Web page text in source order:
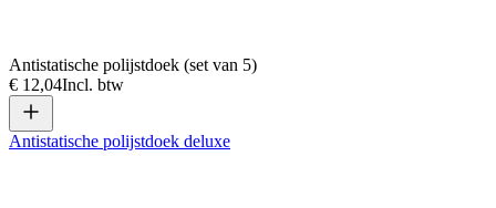
Antistatische polijstdoek (set van 5)
€ 12,04Incl. btw
Antistatische polijstdoek deluxe